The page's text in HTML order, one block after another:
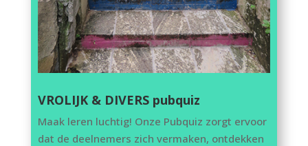
VROLIJK & DIVERS pubquiz
Maak leren luchtig! Onze Pubquiz zorgt ervoor
dat de deelnemers zich vermaken, ontdekken